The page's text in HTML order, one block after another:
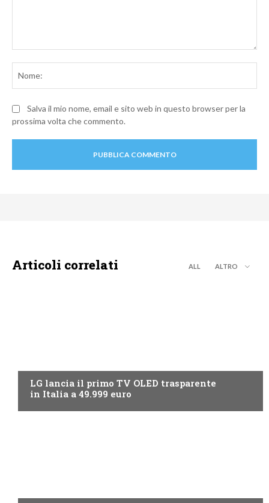
Salva il mio nome, email e sito web in questo browser per la
prossima volta che commento.
Articoli correlati ALL ALTRO
LG lancia il primo TV OLED trasparente
in Italia a 49.999 euro